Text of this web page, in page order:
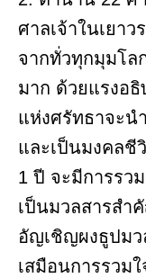
ศาลเจ้าในเยา
จากทั่วทุกมุมโล
มาก ด้วยแรงอ
แห่งศรัทธาจะน
และเป็นมงคล
1 ปี จะมีการรว
เป็นมวลสารสำ
อัญเชิญผงธูปมว
เสมือนการรวม